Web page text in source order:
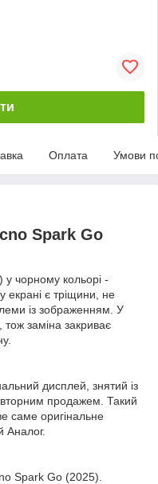
Оплата Умови
Spark Go
чорному кольорі -
екрані є тріщини, не
із зображенням. У
тож заміна закриває
дисплей, знятий із
продажем. Такий
саме оригінальне
Аналог.
Spark Go (2025).